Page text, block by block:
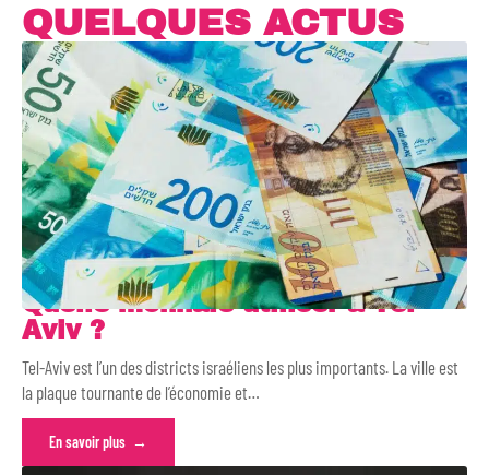
QUELQUES ACTUS
Quelle monnaie utiliser à Tel-
Aviv ?
Tel-Aviv est l’un des districts israéliens les plus importants. La ville est
la plaque tournante de l’économie et…
En savoir plus